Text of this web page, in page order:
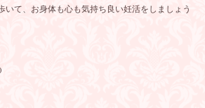
いて、お身体も心も気持ち良い妊活をしましょう